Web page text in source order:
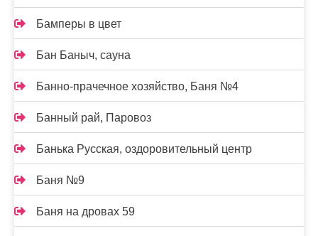
Бамперы в цвет
Бан Баныч, сауна
Банно-прачечное хозяйство, Баня №4
Банный рай, Паровоз
Банька Русская, оздоровительный центр
Баня №9
Баня на дровах 59